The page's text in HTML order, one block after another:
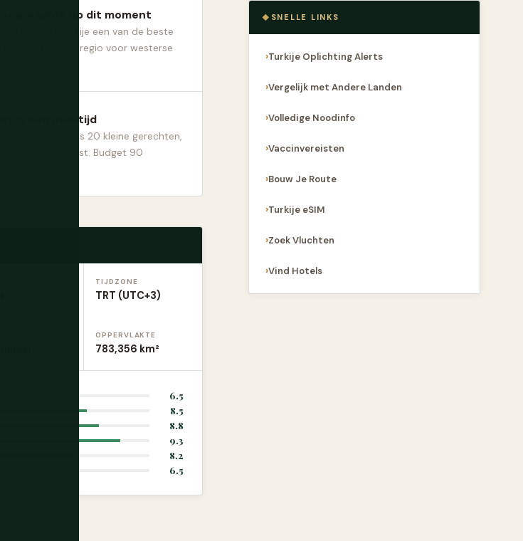
waarde op dit moment
lira maakt Turkije een van de beste
in de regio voor westerse
is een maaltijd
echte lokanta is 20 kleine gerechten,
en geen haast. Budget 90
TIJDZONE
TRT (UTC+3)
OPPERVLAKTE
783,356 km²
6.5
8.5
8.8
9.3
8.2
6.5
SNELLE LINKS
Turkije Oplichting Alerts
Vergelijk met Andere Landen
Volledige Noodinfo
Vaccinvereisten
Bouw Je Route
Turkije eSIM
Zoek Vluchten
Vind Hotels